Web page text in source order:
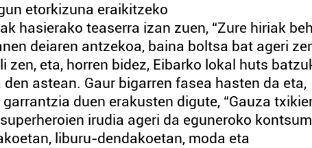
etorkizuna eraikitzeko
hasierako teaserra izan zuen, “Zure hiriak
deiaren antzekoa, baina boltsa bat ageri
zen, eta, horren bidez, Eibarko lokal huts
astean. Gaur bigarren fasea hasten da eta,
duen erakusten digute, “Gauza
irudia ageri da eguneroko
liburu-dendakoetan, moda eta